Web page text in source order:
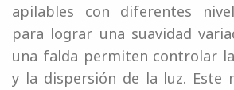
apilables con diferentes
para lograr una suavidad
una falda permiten controlar
y la dispersión de la luz. Este